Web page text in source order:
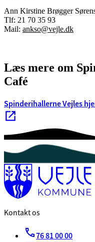
Ann Kirstine Brøgger
Tlf: 21 70 35 93
Mail: ankso@vejle.dk
Læs mere om
Café
Spinderihallerne Vejles
Kontakt os
76 81 00 00